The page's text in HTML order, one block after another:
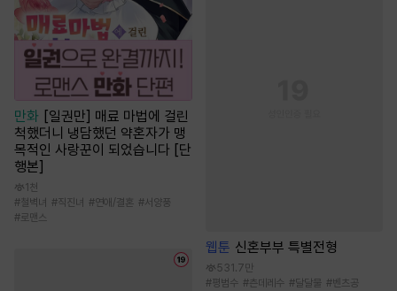
만화
[일권만] 매료 마법에 걸린
척했더니 냉담했던 약혼자가 맹
목적인 사랑꾼이 되었습니다 [단
행본]
1천
#철벽녀 #직진녀 #연애/결혼 #서양풍
#로맨스
웹툰 신혼부부 특별전형
531.7만
#평범수 #츤데레수 #달달물 #벤츠공